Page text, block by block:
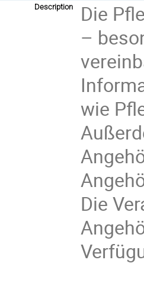
Description
Die
–
wie
Die